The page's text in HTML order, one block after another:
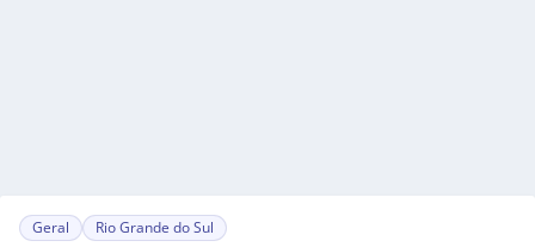
Geral Rio Grande do Sul